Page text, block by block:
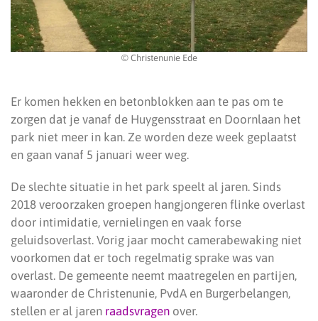
© Christenunie Ede
Er komen hekken en betonblokken aan te pas om te
zorgen dat je vanaf de Huygensstraat en Doornlaan het
park niet meer in kan. Ze worden deze week geplaatst
en gaan vanaf 5 januari weer weg.
De slechte situatie in het park speelt al jaren. Sinds
2018 veroorzaken groepen hangjongeren flinke overlast
door intimidatie, vernielingen en vaak forse
geluidsoverlast. Vorig jaar mocht camerabewaking niet
voorkomen dat er toch regelmatig sprake was van
overlast. De gemeente neemt maatregelen en partijen,
waaronder de Christenunie, PvdA en Burgerbelangen,
stellen er al jaren raadsvragen over.